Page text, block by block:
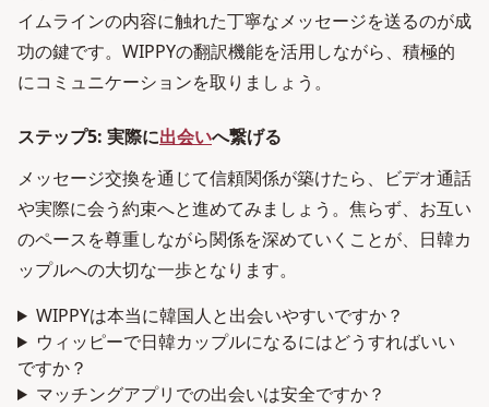
イムラインの内容に触れた丁寧なメッセージを送るのが成
功の鍵です。WIPPYの翻訳機能を活用しながら、積極的
にコミュニケーションを取りましょう。
ステップ5: 実際に出会いへ繋げる
メッセージ交換を通じて信頼関係が築けたら、ビデオ通話
や実際に会う約束へと進めてみましょう。焦らず、お互い
のペースを尊重しながら関係を深めていくことが、日韓カ
ップルへの大切な一歩となります。
WIPPYは本当に韓国人と出会いやすいですか？
ウィッピーで日韓カップルになるにはどうすればいい
ですか？
マッチングアプリでの出会いは安全ですか？